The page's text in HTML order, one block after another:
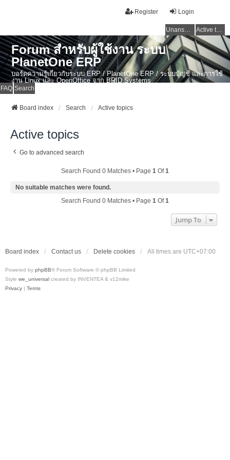
Login
Register
Unanswered topics Active topics
Forum สำหรับผู้ใช้งาน ระบบ
PlanetOne ERP
บอร์ดความรู้เกี่ยวกับระบบ ERP / PlanetOne ERP / ระบบบัญชี และการใช้
งาน Linux และ OpenOffice จาก BRID Systems
FAQ Search
Board index Search Active topics
Active topics
Go to advanced search
Search Found 0 Matches • Page 1 Of1
No suitable matches were found.
Search Found 0 Matches • Page 1 Of1
Jump To
Board index Contact us Delete cookies All times are UTC+07:00
Powered by phpBB® Forum Software © phpBB Limited
Style we_universal created by INVENTEA & v12mike
Privacy | Terms